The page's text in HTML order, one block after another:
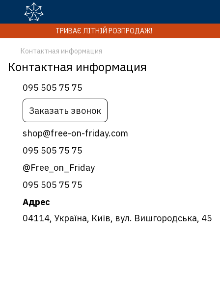
ТРИВАЄ ЛІТНІЙ РОЗПРОДАЖ!
Контактная информация
Контактная информация
095 505 75 75
Заказать звонок
shop@free-on-friday.com
095 505 75 75
@Free_on_Friday
095 505 75 75
Адрес
04114, Україна, Київ, вул. Вишгородська, 45